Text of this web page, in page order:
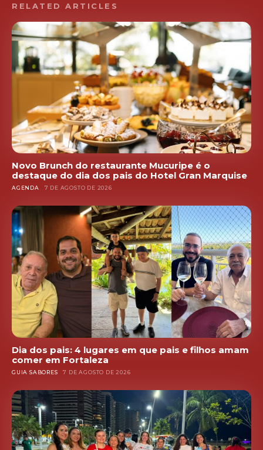
RELATED ARTICLES
Novo Brunch do restaurante Mucuripe é o
destaque do dia dos pais do Hotel Gran Marquise
AGENDA 7 DE AGOSTO DE 2026
Dia dos pais: 4 lugares em que pais e filhos amam
comer em Fortaleza
GUIA SABORES 7 DE AGOSTO DE 2026